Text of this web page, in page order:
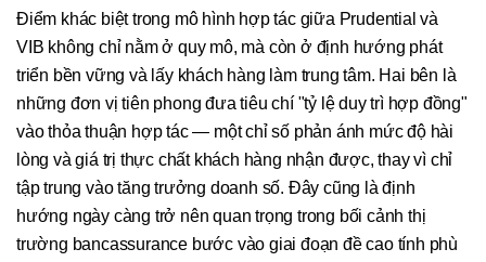
Điểm khác biệt trong mô hình hợp tác giữa Prudential và
VIB không chỉ nằm ở quy mô, mà còn ở định hướng phát
triển bền vững và lấy khách hàng làm trung tâm. Hai bên là
những đơn vị tiên phong đưa tiêu chí "tỷ lệ duy trì hợp đồng"
vào thỏa thuận hợp tác — một chỉ số phản ánh mức độ hài
lòng và giá trị thực chất khách hàng nhận được, thay vì chỉ
tập trung vào tăng trưởng doanh số. Đây cũng là định
hướng ngày càng trở nên quan trọng trong bối cảnh thị
trường bancassurance bước vào giai đoạn đề cao tính phù